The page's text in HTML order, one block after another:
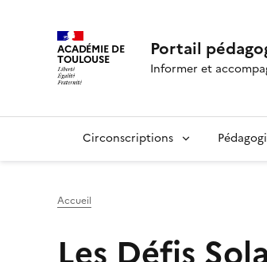
ACADÉMIE DE
TOULOUSE Portail
Informer et
Circonscriptions
Accueil